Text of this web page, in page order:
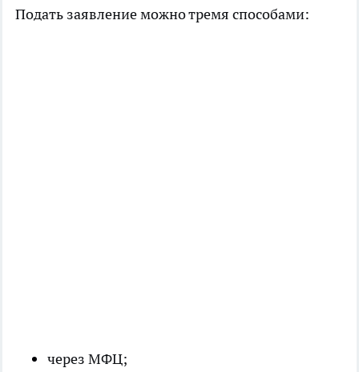
Подать заявление можно тремя способами:
через МФЦ;